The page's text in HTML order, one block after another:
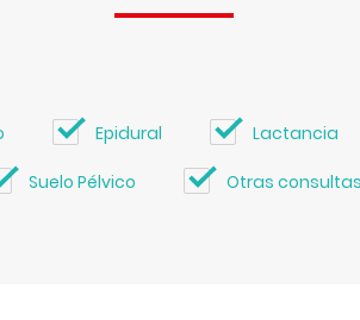
Epidural Lactancia
Suelo Pélvico Otras consultas